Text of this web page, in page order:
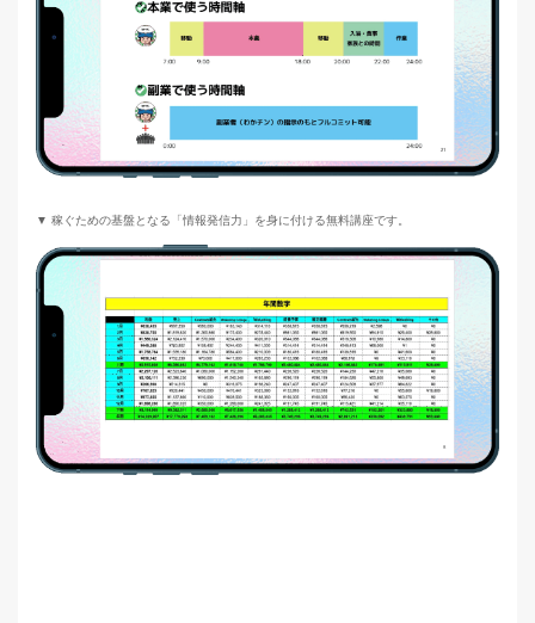
▼ 稼ぐための基盤となる「情報発信力」を身に付ける無料講座です。